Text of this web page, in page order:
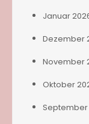
Januar
Dezember
November
Oktober
September